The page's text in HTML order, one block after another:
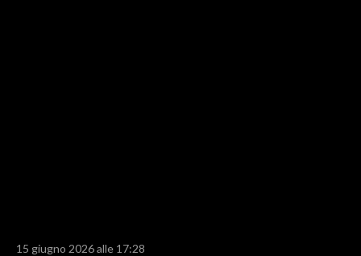
CALCIO
15 giugno 2026 alle 17:28